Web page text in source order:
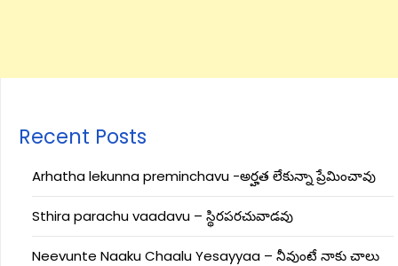
Recent Posts
Arhatha lekunna preminchavu -అర్హత లేకున్నా ప్రేమించావు
Sthira parachu vaadavu – స్థిరపరచువాడవు
Neevunte Naaku Chaalu Yesayyaa – నీవుంటే నాకు చాలు